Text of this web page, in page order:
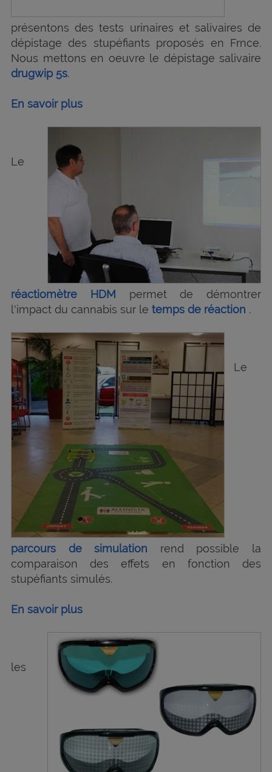
présentons des tests urinaires et salivaires de
dépistage des stupéfiants proposés en Frnce.
Nous mettons en oeuvre le dépistage salivaire
drugwip 5s.
En savoir plus
Le
réactiomètre HDM permet de démontrer
l'impact du cannabis sur le temps de réaction .
Le
parcours de simulation rend possible la
comparaison des effets en fonction des
stupéfiants simulés.
En savoir plus
les